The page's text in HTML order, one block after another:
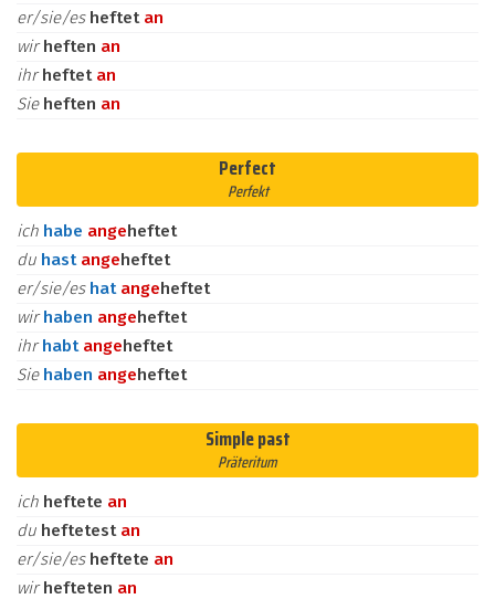
er/sie/es heftet an
wirheften an
ihrheftet an
Sie heften an
Perfect
Perfekt
ich habe angeheftet
du hast angeheftet
er/sie/es hat angeheftet
wirhaben angeheftet
ihrhabt angeheftet
Sie haben angeheftet
Simple past
Präteritum
ich heftete an
du heftetest an
er/sie/es heftete an
wirhefteten an